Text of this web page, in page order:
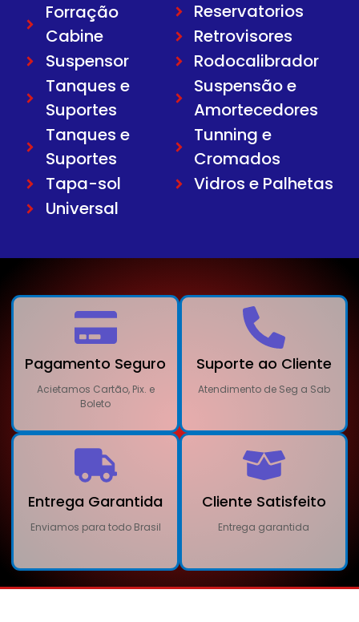
Forração
Cabine
Suspensor
Tanques e
Suportes
Tanques e
Suportes
Tapa-sol
Universal
Reservatorios
Retrovisores
Rodocalibrador
Suspensão e
Amortecedores
Tunning e
Cromados
Vidros e Palhetas
Pagamento Seguro
Acietamos Cartão, Pix. e
Boleto
Suporte ao Cliente
Atendimento de Seg a Sab
Entrega Garantida
Enviamos para todo Brasil
Cliente Satisfeito
Entrega garantida